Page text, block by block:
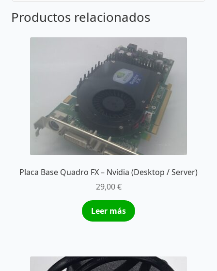
Productos relacionados
Placa Base Quadro FX – Nvidia (Desktop / Server)
29,00€
Leer más